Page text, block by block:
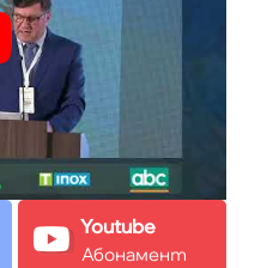
Youtube
Абонамент